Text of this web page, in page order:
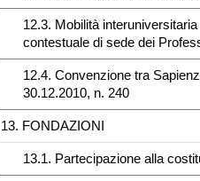
12.3. Mobilità
contestuale di sede dei
12.4. Convenzione tra
30.12.2010, n. 240
13. FONDAZIONI
13.1. Partecipazione alla